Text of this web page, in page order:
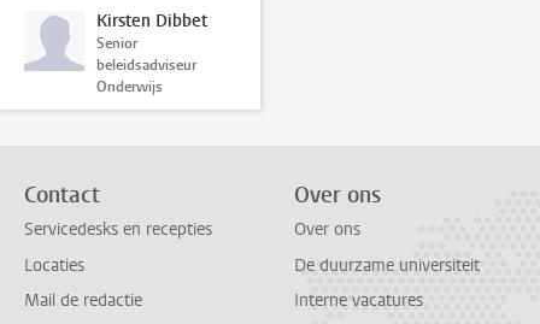
Kirsten Dibbet
Senior
beleidsadviseur
Onderwijs
Contact
Servicedesks en recepties
Locaties
Mail de redactie
Over ons
Over ons
De duurzame universiteit
Interne vacatures